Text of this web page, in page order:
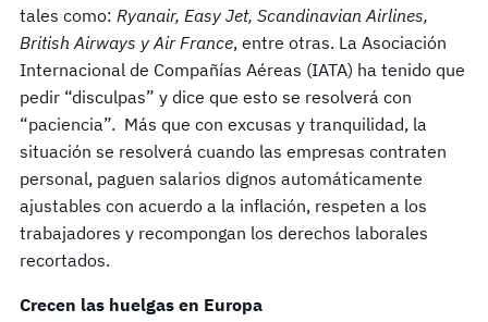
tales como: Ryanair, Easy Jet, Scandinavian Airlines,
British Airways y Air France, entre otras. La Asociación
Internacional de Compañías Aéreas (IATA) ha tenido que
pedir “disculpas” y dice que esto se resolverá con
“paciencia”. Más que con excusas y tranquilidad, la
situación se resolverá cuando las empresas contraten
personal, paguen salarios dignos automáticamente
ajustables con acuerdo a la inflación, respeten a los
trabajadores y recompongan los derechos laborales
recortados.
Crecen las huelgas en Europa